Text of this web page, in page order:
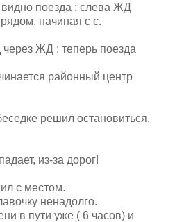
поезда : слева ЖД
начиная с с.
ЖД : теперь поезда
районный центр
решил остановиться.
из-за дорог!
с местом.
ненадолго.
в пути уже ( 6 часов) и